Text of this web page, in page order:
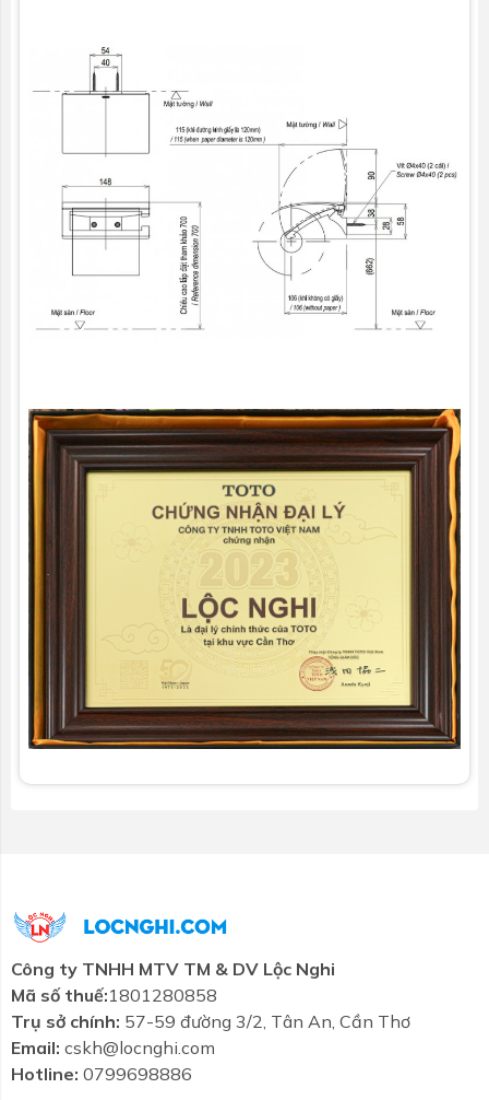
Công ty TNHH MTV TM & DV Lộc Nghi
Mã số thuế:1801280858
Trụ sở chính: 57-59 đường 3/2, Tân An, Cần Thơ
Email: cskh@locnghi.com
Hotline: 0799698886